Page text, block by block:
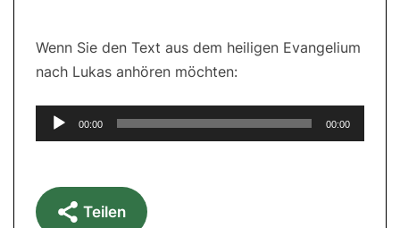
Wenn Sie den Text aus dem heiligen Evangelium
nach Lukas anhören möchten:
Audio-
Player
00:00 00:00
Teilen